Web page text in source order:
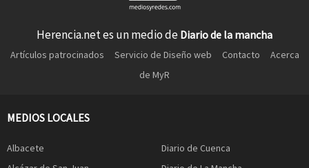
Herencia.net es un medio de Diario de la mancha
Artículos patrocinados Servicio de Diseño web Contacto
Acerca
de MyR
MEDIOS LOCALES
Albacete
Diario de Cuenca